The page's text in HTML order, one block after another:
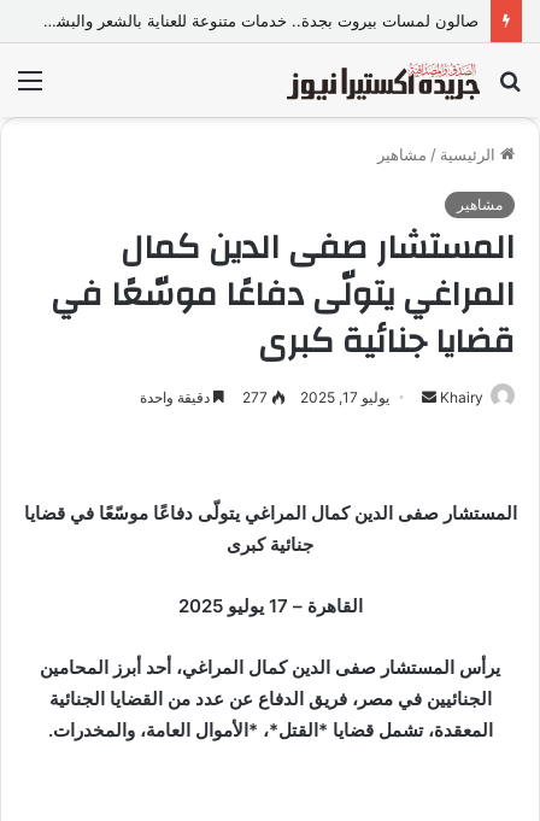
حسن محمد يهنئ المقدم رامي فرحات لتوليه رئاسة مباحث سجن «وادي النطرون تأهيل 6»
بحث
عن
الرئيسية / مشاهير
مشاهير
المستشار صفى الدين كمال
المراغي يتولّى دفاعًا موسّعًا في
قضايا جنائية كبرى
Khairy
ب
يوليو 17, 2025 277 دقيقة واحدة
المستشار صفى الدين كمال المراغي يتولّى دفاعًا موسّعًا في قضايا
جنائية كبرى
القاهرة – 17 يوليو 2025
يرأس المستشار صفى الدين كمال المراغي، أحد أبرز المحامين
الجنائيين في مصر، فريق الدفاع عن عدد من القضايا الجنائية
المعقدة، تشمل قضايا *القتل*، *الأموال العامة، والمخدرات.